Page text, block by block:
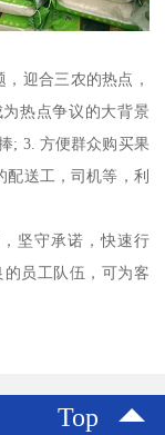
迎合三农的热点，
热点争议的大背景
; 3. 方便群众购买果
送工，司机等，利
坚守承诺，快速行
员工队伍，可为客
Top